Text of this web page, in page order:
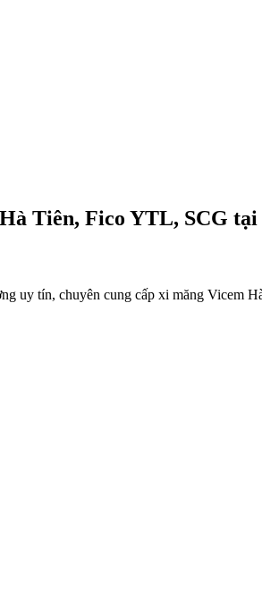
Tiên, Fico YTL, SCG
uy tín, chuyên cung cấp xi măng Vicem